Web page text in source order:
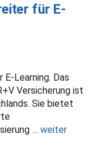
für E-
Learning. Das
Versicherung ist
Sie bietet
… weiter